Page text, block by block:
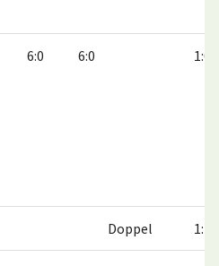
6:0 6:0 1:0
Doppel 1:1